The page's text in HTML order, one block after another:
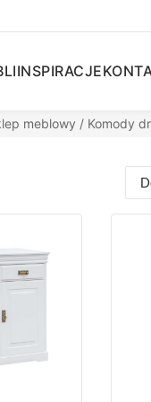
INSPIRACJE
meblowy / Komody